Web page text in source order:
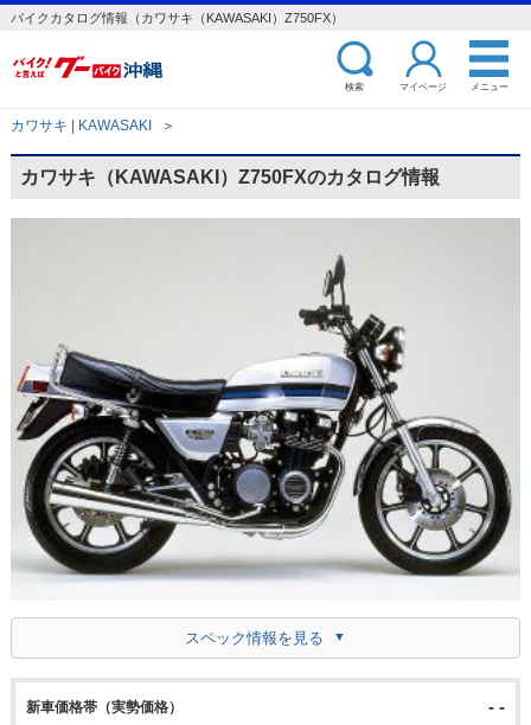
バイクカタログ情報（カワサキ（KAWASAKI）Z750FX）
検索 マイページ メニュー
カワサキ | KAWASAKI ＞
カワサキ（KAWASAKI）Z750FXのカタログ情報
スペック情報を見る
新車価格帯（実勢価格） - -